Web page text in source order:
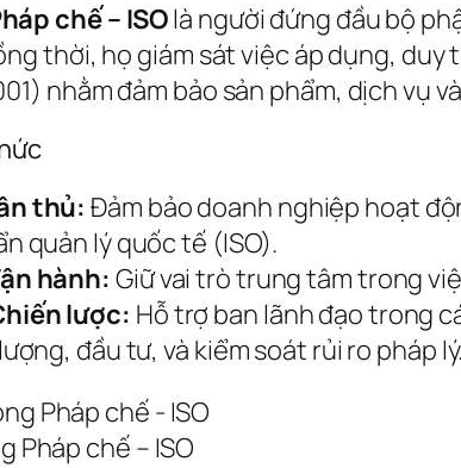
chế – ISOlà người đứng đầu bộ
thời, họ giám sát việc áp dụng,
nhằm đảm bảo sản phẩm, dịch
thủ: Đảm bảo doanh nghiệp hoạt
quản lý quốc tế (ISO).
hành: Giữ vai trò trung tâm trong
lược: Hỗ trợ ban lãnh đạo trong
đầu tư, và kiểm soát rủi ro pháp lý.
Pháp chế – ISO